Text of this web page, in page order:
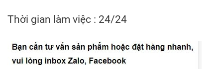
Thời gian làm việc : 24/24